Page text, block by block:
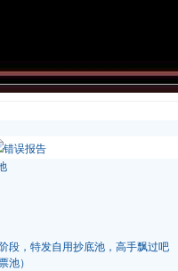
错误报告
段，特发自用抄底池，高手飘过吧
池）